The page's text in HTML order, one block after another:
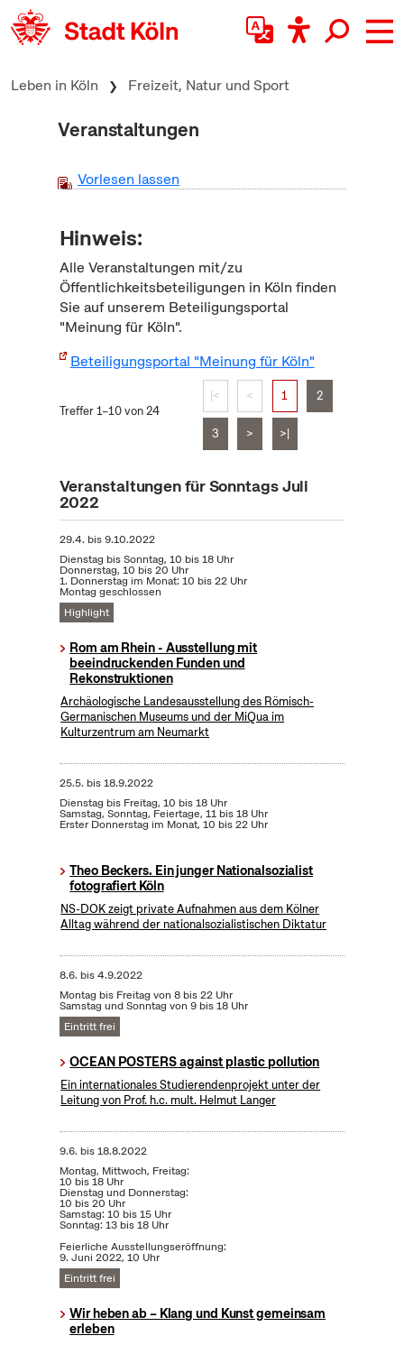
zum Inhalt springen
Leben in Köln Freizeit, Natur und Sport
Veranstaltungen
Vorlesen lassen
Hinweis:
Alle Veranstaltungen mit/zu
Öffentlichkeitsbeteiligungen in Köln finden
Sie auf unserem Beteiligungsportal
"Meinung für Köln".
Beteiligungsportal "Meinung für Köln"
Treffer 1–10 von 24
|< < 1 2
3 > >|
Veranstaltungen für Sonntags Juli
2022
29.4. bis9.10.2022
Dienstag bis Sonntag, 10 bis 18 Uhr
Donnerstag, 10 bis 20 Uhr
1. Donnerstag im Monat: 10 bis 22 Uhr
Montag geschlossen
Highlight
Rom am Rhein - Ausstellung mit
beeindruckenden Funden und
Rekonstruktionen
Archäologische Landesausstellung des Römisch-
Germanischen Museums und der MiQua im
Kulturzentrum am Neumarkt
25.5. bis18.9.2022
Dienstag bis Freitag, 10 bis 18 Uhr
Samstag, Sonntag, Feiertage, 11 bis 18 Uhr
Erster Donnerstag im Monat, 10 bis 22 Uhr
Theo Beckers. Ein junger Nationalsozialist
fotografiert Köln
NS-DOK zeigt private Aufnahmen aus dem Kölner
Alltag während der nationalsozialistischen Diktatur
8.6. bis4.9.2022
Montag bis Freitag von 8 bis 22 Uhr
Samstag und Sonntag von 9 bis 18 Uhr
Eintritt frei
OCEAN POSTERS against plastic pollution
Ein internationales Studierendenprojekt unter der
Leitung von Prof. h.c. mult. Helmut Langer
9.6. bis18.8.2022
Montag, Mittwoch, Freitag:
10 bis 18 Uhr
Dienstag und Donnerstag:
10 bis 20 Uhr
Samstag: 10 bis 15 Uhr
Sonntag: 13 bis 18 Uhr
Feierliche Ausstellungseröffnung:
9. Juni 2022, 10 Uhr
Eintritt frei
Wir heben ab – Klang und Kunst gemeinsam
erleben